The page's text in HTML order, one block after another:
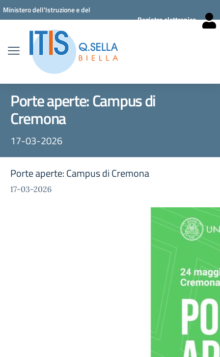
Vai ai contenuti
Vai al menu di navigazione
Vai al footer
Ministero dell'Istruzione e del
Registro elettronico
Porte aperte: Campus di
Cremona
17-03-2026
Porte aperte: Campus di Cremona
17-03-2026